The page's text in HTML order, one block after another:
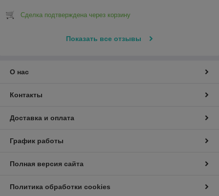
Сделка подтверждена через корзину
Показать все отзывы
О нас
Контакты
Доставка и оплата
График работы
Полная версия сайта
Политика обработки cookies